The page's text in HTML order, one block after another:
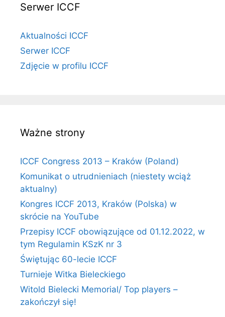
Serwer ICCF
Aktualności ICCF
Serwer ICCF
Zdjęcie w profilu ICCF
Ważne strony
ICCF Congress 2013 – Kraków (Poland)
Komunikat o utrudnieniach (niestety wciąż
aktualny)
Kongres ICCF 2013, Kraków (Polska) w
skrócie na YouTube
Przepisy ICCF obowiązujące od 01.12.2022, w
tym Regulamin KSzK nr 3
Świętując 60-lecie ICCF
Turnieje Witka Bieleckiego
Witold Bielecki Memorial/ Top players –
zakończył się!